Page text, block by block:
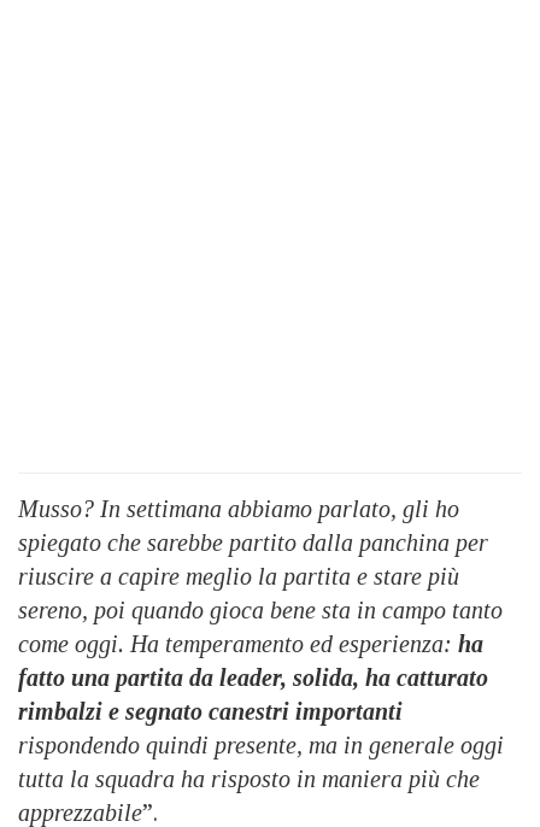
Musso? In settimana abbiamo parlato, gli ho
spiegato che sarebbe partito dalla panchina per
riuscire a capire meglio la partita e stare più
sereno, poi quando gioca bene sta in campo tanto
come oggi. Ha temperamento ed esperienza: ha
fatto una partita da leader, solida, ha catturato
rimbalzi e segnato canestri importanti
rispondendo quindi presente, ma in generale oggi
tutta la squadra ha risposto in maniera più che
apprezzabile”.